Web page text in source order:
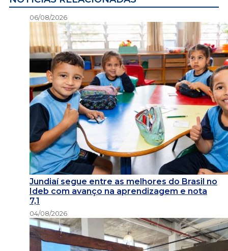
06/08/2026
Jundiaí segue entre as melhores do Brasil no
Ideb com avanço na aprendizagem e nota
7,1
04/08/2026